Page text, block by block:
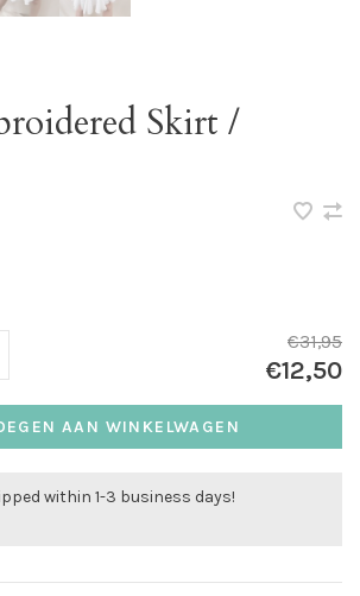
Skirt /
€31,95
€12,50
AAN WINKELWAGEN
within 1-3 business days!